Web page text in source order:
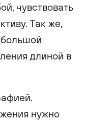
чувствовать
Так же,
длиной в
нужно